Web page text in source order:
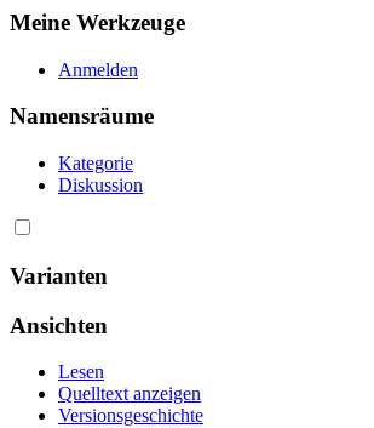
Meine Werkzeuge
Anmelden
Namensräume
Kategorie
Diskussion
Varianten
Ansichten
Lesen
Quelltext anzeigen
Versionsgeschichte